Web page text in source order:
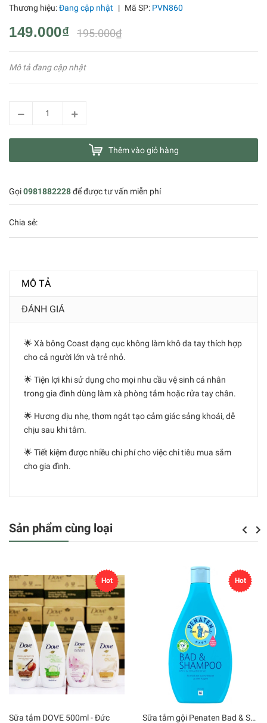
Thương hiệu:Đang cập nhật | Mã SP: PVN860
149.000₫ 195.000₫
Mô tả đang cập nhật
Thêm vào giỏ hàng
Gọi0981882228để được tư vấn miễn phí
Chia sẻ:
MÔ TẢ
ĐÁNH GIÁ
🌟 Xà bông Coast dạng cục không làm khô da tay thích hợp
cho cả người lớn và trẻ nhỏ.
🌟 Tiện lợi khi sử dụng cho mọi nhu cầu vệ sinh cá nhân
trong gia đình dùng làm xà phòng tắm hoặc rửa tay chân.
🌟 Hương dịu nhẹ, thơm ngát tạo cảm giác sảng khoái, dễ
chịu sau khi tắm.
🌟 Tiết kiệm được nhiều chi phí cho việc chi tiêu mua sắm
cho gia đình.
Sản phẩm cùng loại Previous
Hot
Sữa tắm DOVE 500ml - Đức
Hot
Sữa tắm gội Penaten Bad & Shampoo, 400 ml (date 2026)
Next